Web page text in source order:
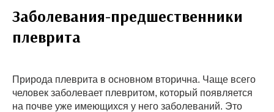
Заболевания-предшественники
плеврита
Природа плеврита в основном вторична. Чаще всего
человек заболевает плевритом, который появляется
на почве уже имеющихся у него заболеваний. Это